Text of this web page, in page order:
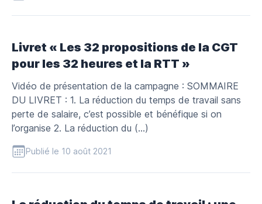
Livret « Les 32 propositions de la CGT
pour les 32 heures et la RTT »
Vidéo de présentation de la campagne : SOMMAIRE
DU LIVRET : 1. La réduction du temps de travail sans
perte de salaire, c’est possible et bénéfique si on
l’organise 2. La réduction du (…)
Publié le 10 août 2021